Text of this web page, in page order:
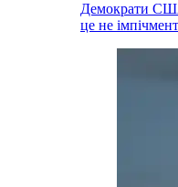
Демократи
це не імпічмент